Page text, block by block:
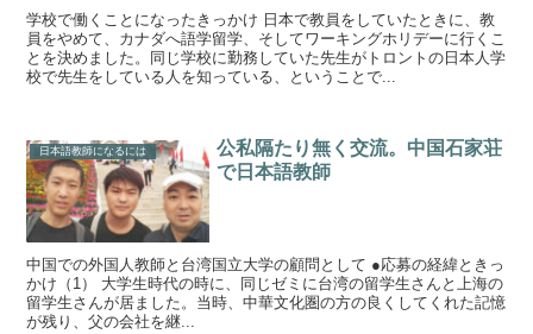
学校で働くことになったきっかけ 日本で教員をしていたときに、教
員をやめて、カナダへ語学留学、そしてワーキングホリデーに行くこ
とを決めました。同じ学校に勤務していた先生がトロントの日本人学
校で先生をしている人を知っている、ということで...
日本語教師になるには
公私隔たり無く交流。中国石家荘
で日本語教師
中国での外国人教師と台湾国立大学の顧問として ●応募の経緯ときっ
かけ（1） 大学生時代の時に、同じゼミに台湾の留学生さんと上海の
留学生さんが居ました。当時、中華文化圏の方の良くしてくれた記憶
が残り、父の会社を継...